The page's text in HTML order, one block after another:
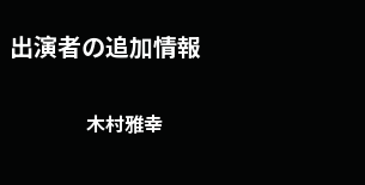
坊大和Kaleidscope 】 「香林坊大和
大和＞ 番組Webサイト：https://
ッシュタグは「#move805fm」 Xアカウントは「
出演者の追加情報
木村雅幸